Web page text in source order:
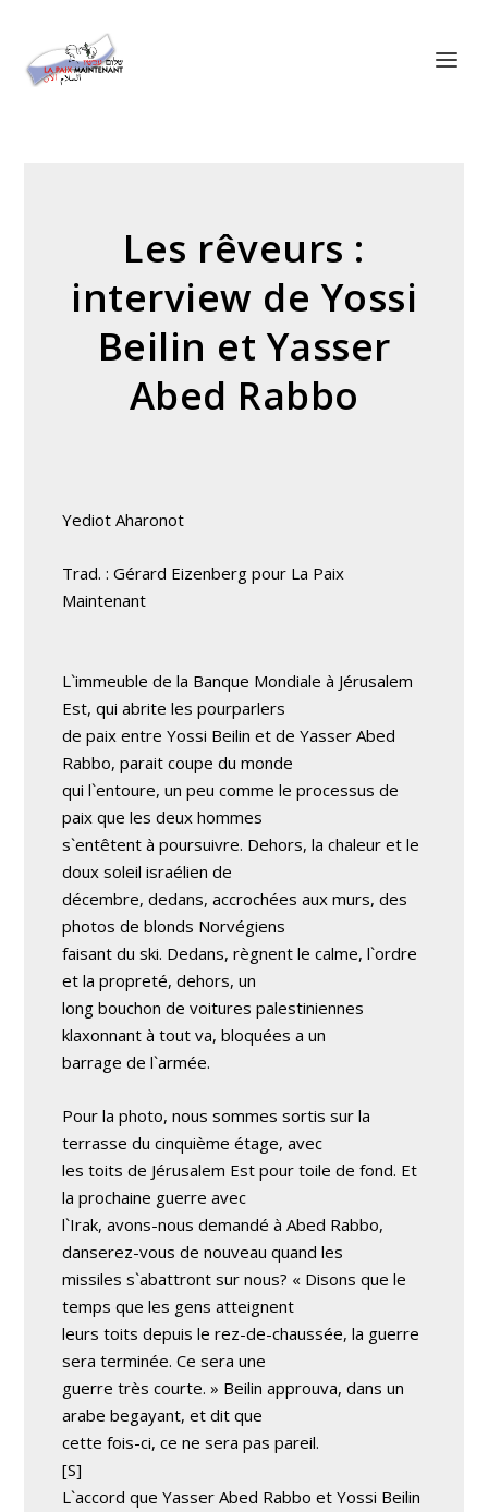
Les rêveurs :
interview de Yossi
Beilin et Yasser
Abed Rabbo
Yediot Aharonot
Trad. : Gérard Eizenberg pour La Paix
Maintenant
L`immeuble de la Banque Mondiale à Jérusalem
Est, qui abrite les pourparlers
de paix entre Yossi Beilin et de Yasser Abed
Rabbo, parait coupe du monde
qui l`entoure, un peu comme le processus de
paix que les deux hommes
s`entêtent à poursuivre. Dehors, la chaleur et le
doux soleil israélien de
décembre, dedans, accrochées aux murs, des
photos de blonds Norvégiens
faisant du ski. Dedans, règnent le calme, l`ordre
et la propreté, dehors, un
long bouchon de voitures palestiniennes
klaxonnant à tout va, bloquées a un
barrage de l`armée.
Pour la photo, nous sommes sortis sur la
terrasse du cinquième étage, avec
les toits de Jérusalem Est pour toile de fond. Et
la prochaine guerre avec
l`Irak, avons-nous demandé à Abed Rabbo,
danserez-vous de nouveau quand les
missiles s`abattront sur nous? « Disons que le
temps que les gens atteignent
leurs toits depuis le rez-de-chaussée, la guerre
sera terminée. Ce sera une
guerre très courte. » Beilin approuva, dans un
arabe begayant, et dit que
cette fois-ci, ce ne sera pas pareil.
[S]
L`accord que Yasser Abed Rabbo et Yossi Beilin